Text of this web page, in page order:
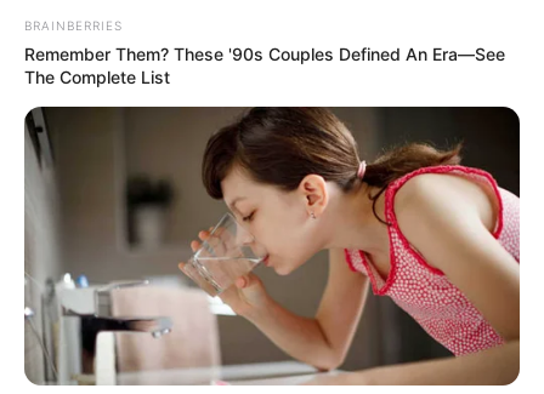
BRAINBERRIES
Remember Them? These '90s Couples Defined An Era—See
The Complete List